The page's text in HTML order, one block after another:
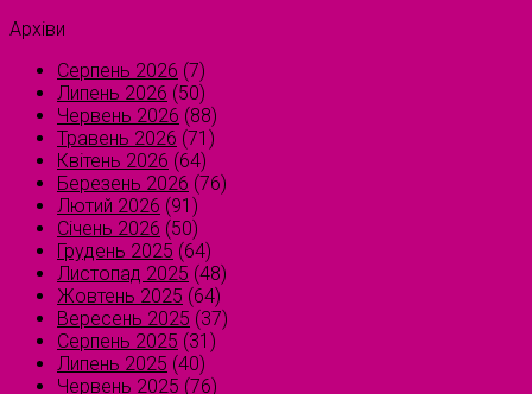
Архіви
Серпень 2026 (7)
Липень 2026 (50)
Червень 2026 (88)
Травень 2026 (71)
Квітень 2026 (64)
Березень 2026 (76)
Лютий 2026 (91)
Січень 2026 (50)
Грудень 2025 (64)
Листопад 2025 (48)
Жовтень 2025 (64)
Вересень 2025 (37)
Серпень 2025 (31)
Липень 2025 (40)
Червень 2025 (76)